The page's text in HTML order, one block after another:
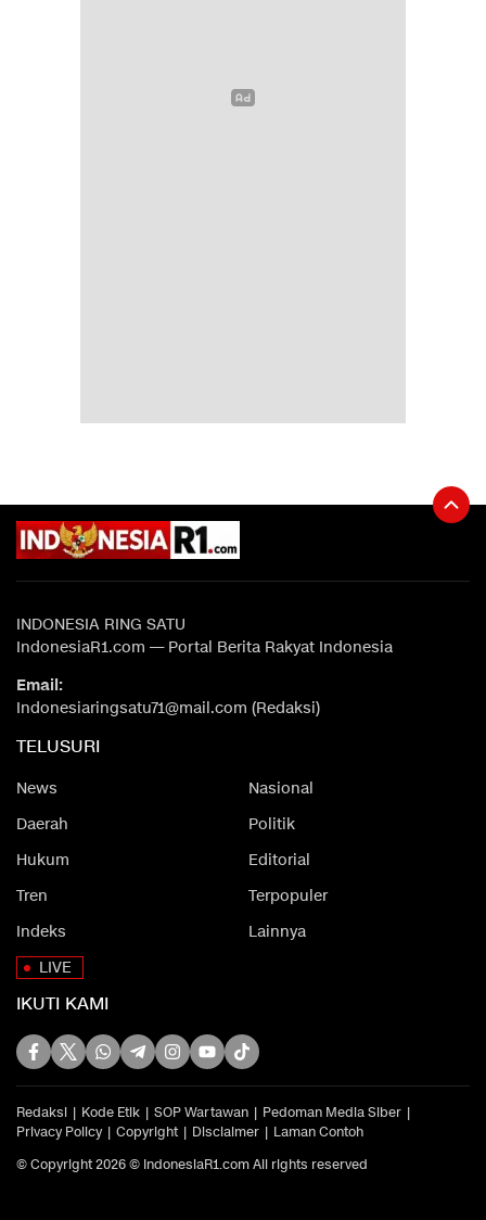
INDONESIA RING SATU
IndonesiaR1.com — Portal Berita Rakyat Indonesia
Email:
Indonesiaringsatu71@mail.com (Redaksi)
TELUSURI
News
Nasional
Daerah
Politik
Hukum
Editorial
Tren
Terpopuler
Indeks
Lainnya
LIVE
IKUTI KAMI
Redaksi Kode Etik SOP Wartawan
Pedoman Media Siber
Privacy Policy
Copyright Disclaimer
Laman Contoh
© Copyright 2026 © IndonesiaR1.com All rights reserved